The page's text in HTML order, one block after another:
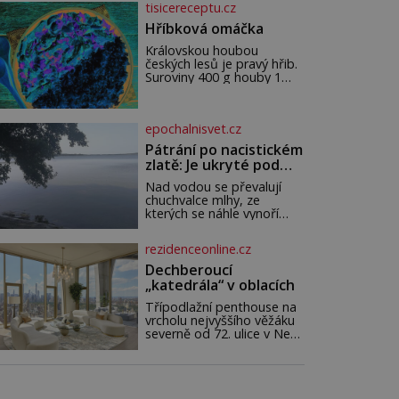
a léčení. Voda z potoků a
studánek má moc přinést
do vašeho života pozitivní
změny a obnovit vaši
energii. Využitím těchto
přírodních zdrojů v magii
Je důležité
tisicereceptu.cz
Hříbková omáčka
Královskou houbou
českých lesů je pravý hřib.
Suroviny 400 g houby 1
bobkový list 5 kuliček
nového koření petrželka ne
epochalnisvet.cz
Pátrání po nacistickém
zlatě: Je ukryté pod
hladinou německého
jezera?
Nad vodou se převalují
chuchvalce mlhy, ze
kterých se náhle vynoří
velmi podivnou posádku.
Dobře živení, po zuby
ozbrojení muži v černých
uniformách a na straně
druhé: zubožená těla
oblečená v chatrných
vězeňských hadrech. Co
tato přízračná scéna
rezidenceonline.cz
Dechberoucí
„katedrála“ v oblacích
Třípodlažní penthouse na
vrcholu nejvyššího věžáku
severně od 72. ulice v New